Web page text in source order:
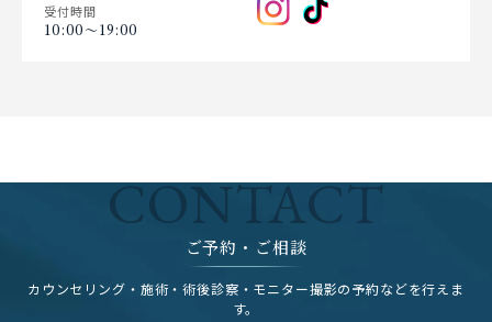
受付時間
10:00〜19:00
CONTACT
ご予約・ご相談
カウンセリング・施術・術後診察・モニター撮影の予約などを行えま
す。